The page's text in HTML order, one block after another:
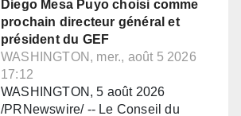
Diego Mesa Puyo choisi comme
prochain directeur général et
président du GEF
WASHINGTON, mer., août 5 2026
17:12
WASHINGTON, 5 août 2026
/PRNewswire/ -- Le Conseil du